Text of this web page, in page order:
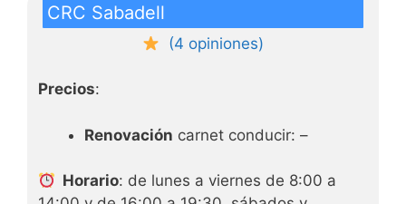
CRC Sabadell
(4 opiniones)
Precios:
Renovación carnet conducir: –
Horario: de lunes a viernes de 8:00 a